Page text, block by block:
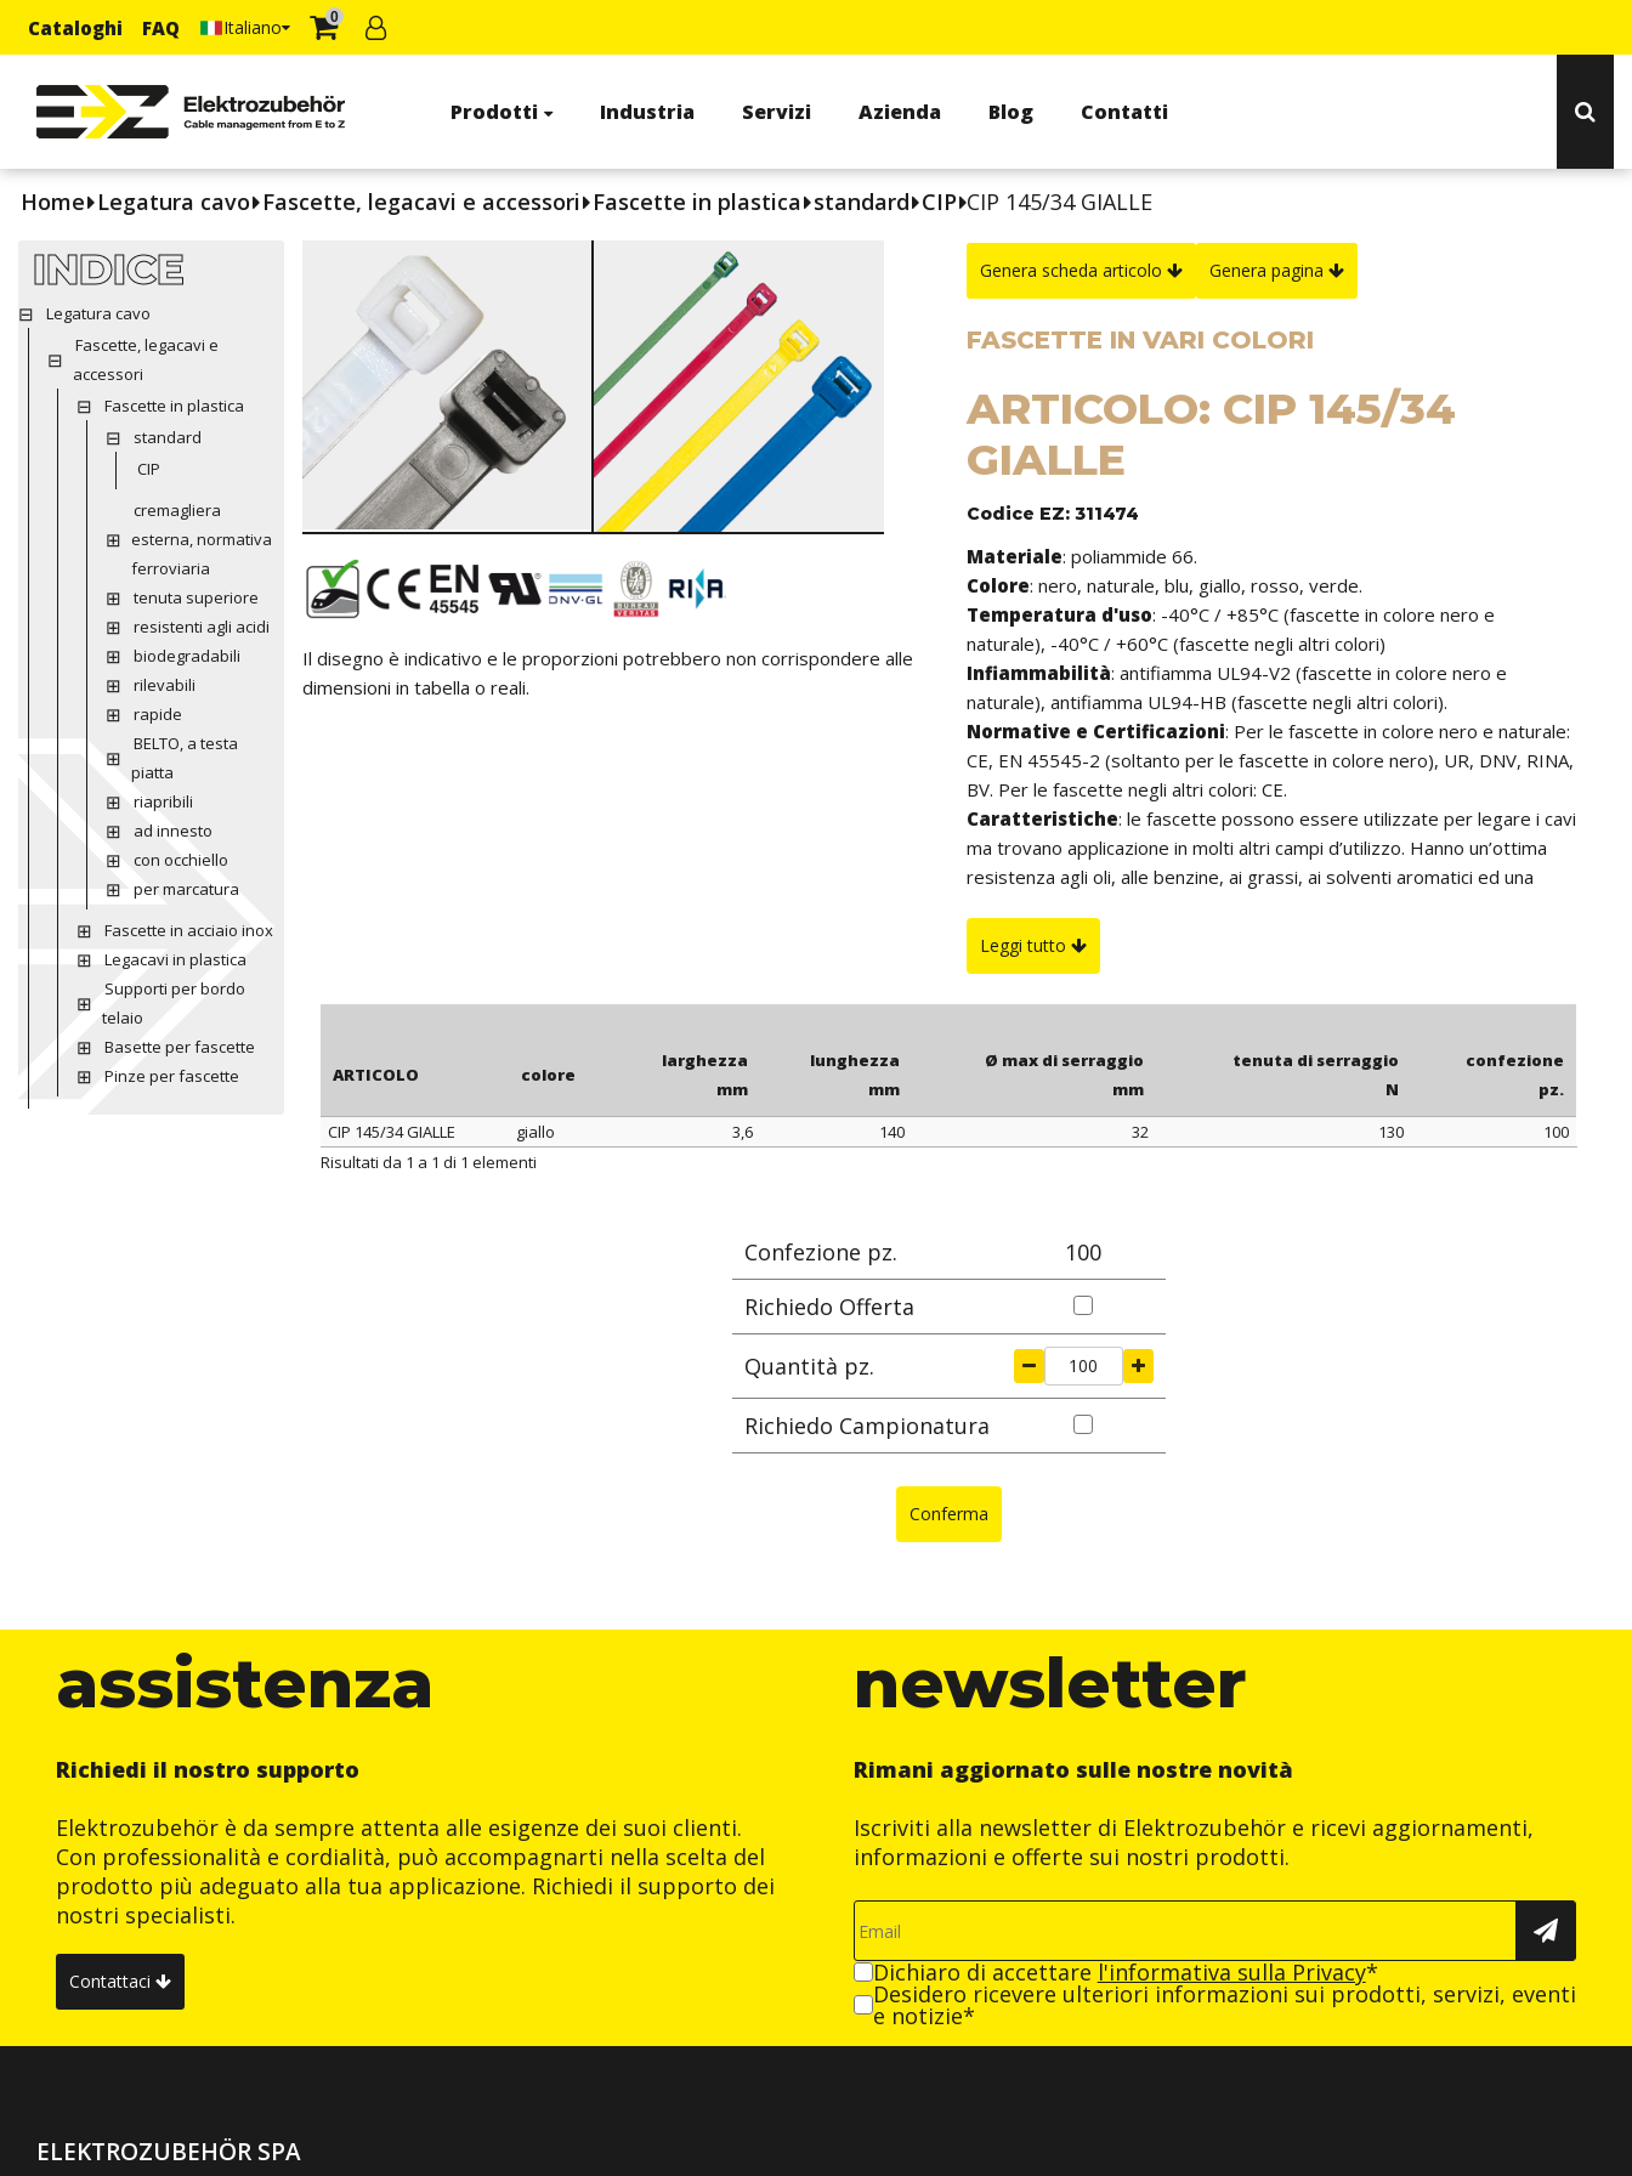
Cataloghi FAQ Italiano 0
Prodotti Industria Servizi Azienda Blog Contatti
Home Legatura cavo Fascette, legacavi e accessori Fascette in plastica standard CIP CIP 145/34 GIALLE
INDICE
Legatura cavo
Fascette, legacavi e
accessori
Fascette in plastica
standard
CIP
cremagliera
esterna, normativa
ferroviaria
tenuta superiore
resistenti agli acidi
biodegradabili
rilevabili
rapide
BELTO, a testa
piatta
riapribili
ad innesto
con occhiello
per marcatura
Fascette in acciaio inox
Legacavi in plastica
Supporti per bordo
telaio
Basette per fascette
Pinze per fascette
Il disegno è indicativo e le proporzioni potrebbero non corrispondere alle
dimensioni in tabella o reali.
Genera scheda articolo Genera pagina
FASCETTE IN VARI COLORI
ARTICOLO: CIP 145/34
GIALLE
Codice EZ: 311474
Materiale:poliammide 66.
Colore: nero, naturale, blu, giallo, rosso, verde.
Temperatura d'uso: -40°C / +85°C (fascette in colore nero e
naturale), -40°C / +60°C (fascette negli altri colori)
Infiammabilità:antifiamma UL94-V2 (fascette in colore nero e
naturale), antifiamma UL94-HB (fascette negli altri colori).
Normative e Certificazioni: Per le fascette in colore nero e naturale:
CE, EN 45545-2 (soltanto per le fascette in colore nero), UR, DNV, RINA,
BV. Per le fascette negli altri colori: CE.
Caratteristiche: le fascette possono essere utilizzate per legare i cavi
ma trovano applicazione in molti altri campi d’utilizzo. Hanno un’ottima
resistenza agli oli, alle benzine, ai grassi, ai solventi aromatici ed una
all’aperto si consigliano le fascette in colore nero che, grazie agli additivi
di carbon black, hanno una resistenza ai raggi UV superiore. La lunghezza
Leggi tutto
ARTICOLO colore
larghezza
mm
lunghezza
mm
Ø max di serraggio
mm
tenuta di serraggio
N
confezione
pz.
ARTICOLO colore
CIP 145/34 GIALLE giallo 3,6 140 32 130
100
Risultati da 1 a 1 di 1 elementi
Confezione pz.
100
Richiedo Offerta
Quantità pz.
Richiedo Campionatura
Conferma
assistenza
Richiedi il nostro supporto
Elektrozubehör è da sempre attenta alle esigenze dei suoi clienti.
Con professionalità e cordialità, può accompagnarti nella scelta del
prodotto più adeguato alla tua applicazione. Richiedi il supporto dei
nostri specialisti.
Contattaci
newsletter
Rimani aggiornato sulle nostre novità
Iscriviti alla newsletter di Elektrozubehör e ricevi aggiornamenti,
informazioni e offerte sui nostri prodotti.
Dichiaro di accettare l'informativa sulla Privacy*
Desidero ricevere ulteriori informazioni sui prodotti, servizi, eventi
e notizie*
ELEKTROZUBEHÖR SPA